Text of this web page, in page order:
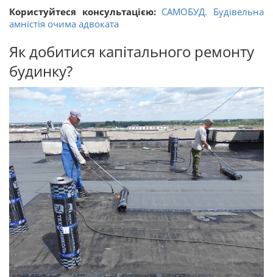
Користуйтеся консультацією: САМОБУД. Будівельна
амністія очима адвоката
Як добитися капітального ремонту
будинку?